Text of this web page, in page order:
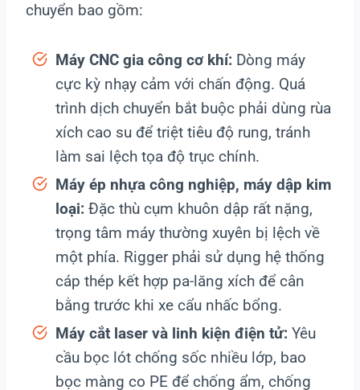
chuyển bao gồm:
Máy CNC gia công cơ khí: Dòng máy
cực kỳ nhạy cảm với chấn động. Quá
trình dịch chuyển bắt buộc phải dùng rùa
xích cao su để triệt tiêu độ rung, tránh
làm sai lệch tọa độ trục chính.
Máy ép nhựa công nghiệp, máy dập kim
loại: Đặc thù cụm khuôn dập rất nặng,
trọng tâm máy thường xuyên bị lệch về
một phía. Rigger phải sử dụng hệ thống
cáp thép kết hợp pa-lăng xích để cân
bằng trước khi xe cẩu nhấc bổng.
Máy cắt laser và linh kiện điện tử: Yêu
cầu bọc lót chống sốc nhiều lớp, bao
bọc màng co PE để chống ẩm, chống